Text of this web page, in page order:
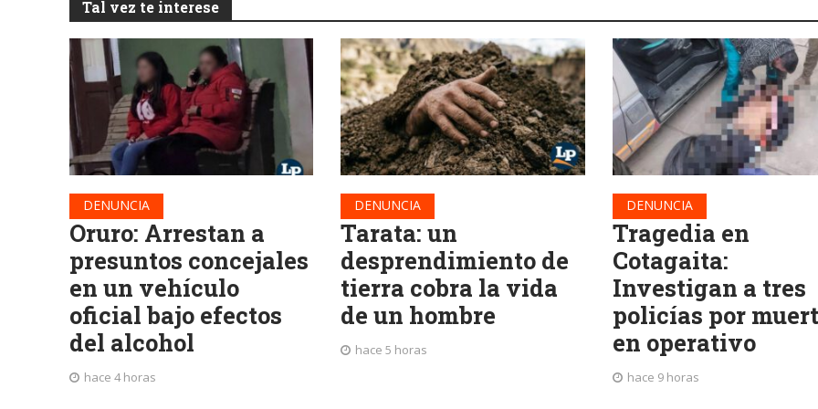
Tal vez te interese
DENUNCIA
Oruro: Arrestan a
presuntos concejales
en un vehículo
oficial bajo efectos
del alcohol
hace 4 horas
DENUNCIA
Tarata: un
desprendimiento de
tierra cobra la vida
de un hombre
hace 5 horas
DENUNCIA
Tragedia en
Cotagaita:
Investigan a tres
policías por
en operativo
hace 9 horas